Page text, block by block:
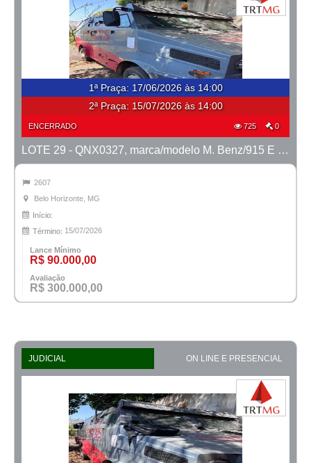
1ª Praça: 17/06/2026 às 14:00
2ª Praça: 15/07/2026 às 14:00
ENCERRADO 725 0
LOTE 29 - QNX0327, marca/modelo M. Benz/915 E MTX TVAL, ano 2016/2016
2607
Belo Horizonte, MG
Início:
Término: 15/07/2026
Lance Mínimo
R$ 90.000,00
Avaliação
R$ 300.000,00
JUDICIAL ON LINE E PRESENCIAL